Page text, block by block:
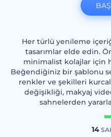
Her türlü yenileme
tasarımlar elde edin.
minimalist kolajlar için
Beğendiğiniz bir şablonu
renkler ve şekilleri
değişikliği, makyaj
sahnelerden
14